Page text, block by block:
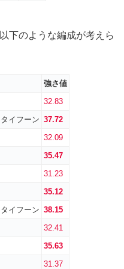
下のような編成が考えら
強さ値
32.83
イフーン 37.72
32.09
35.47
31.23
35.12
イフーン 38.15
32.41
35.63
31.37